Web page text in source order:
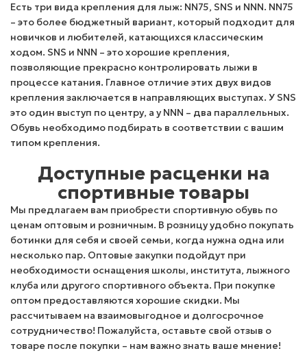
Есть три вида крепления для лыж: NN75, SNS и NNN. NN75
– это более бюджетный вариант, который подходит для
новичков и любителей, катающихся классическим
ходом. SNS и NNN – это хорошие крепления,
позволяющие прекрасно контролировать лыжи в
процессе катания. Главное отличие этих двух видов
крепления заключается в направляющих выступах. У SNS
это один выступ по центру, а у NNN – два параллельных.
Обувь необходимо подбирать в соответствии с вашим
типом крепления.
Доступные расценки на
спортивные товары
Мы предлагаем вам приобрести спортивную обувь по
ценам оптовым и розничным. В розницу удобно покупать
ботинки для себя и своей семьи, когда нужна одна или
несколько пар. Оптовые закупки подойдут при
необходимости оснащения школы, института, лыжного
клуба или другого спортивного объекта. При покупке
оптом предоставляются хорошие скидки. Мы
рассчитываем на взаимовыгодное и долгосрочное
сотрудничество! Пожалуйста, оставьте свой отзыв о
товаре после покупки – нам важно знать ваше мнение!